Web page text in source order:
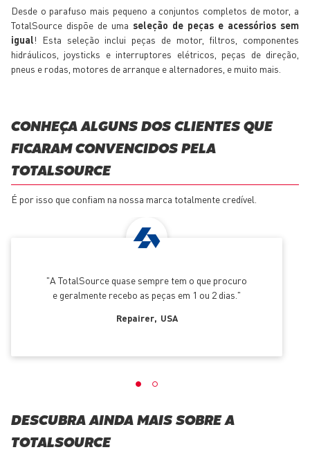
Desde o parafuso mais pequeno a conjuntos completos de motor, a
TotalSource dispõe de uma seleção de peças e acessórios sem
igual! Esta seleção inclui peças de motor, filtros, componentes
hidráulicos, joysticks e interruptores elétricos, peças de direção,
pneus e rodas, motores de arranque e alternadores, e muito mais.
CONHEÇA ALGUNS DOS CLIENTES QUE
FICARAM CONVENCIDOS PELA
TOTALSOURCE
É por isso que confiam na nossa marca totalmente credível.
A TotalSource quase sempre tem o que procuro
e geralmente recebo as peças em 1 ou 2 dias.
Repairer USA
DESCUBRA AINDA MAIS SOBRE A
TOTALSOURCE